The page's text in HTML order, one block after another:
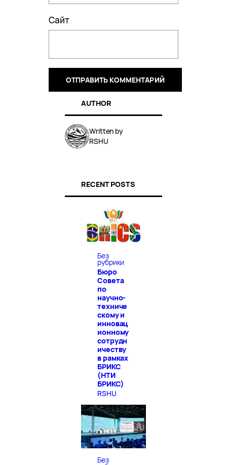
Сайт
AUTHOR
Written by
RSHU
RECENT POSTS
Без
рубрики
Бюро
Совета
по
научно-
техниче
скому и
инновац
ионному
сотрудн
ичеству
в рамках
БРИКС
(НТИ
БРИКС)
RSHU
Без